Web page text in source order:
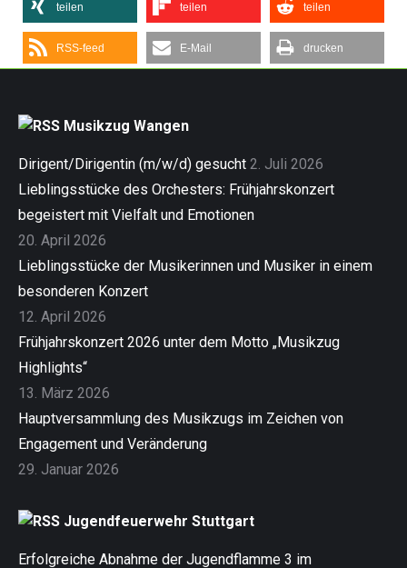
teilen teilen teilen
RSS-feed E-Mail drucken
Musikzug Wangen
Dirigent/Dirigentin (m/w/d) gesucht 2. Juli 2026
Lieblingsstücke des Orchesters: Frühjahrskonzert
begeistert mit Vielfalt und Emotionen
20. April 2026
Lieblingsstücke der Musikerinnen und Musiker in einem
besonderen Konzert
12. April 2026
Frühjahrskonzert 2026 unter dem Motto „Musikzug
Highlights“
13. März 2026
Hauptversammlung des Musikzugs im Zeichen von
Engagement und Veränderung
29. Januar 2026
Jugendfeuerwehr Stuttgart
Erfolgreiche Abnahme der Jugendflamme 3 im